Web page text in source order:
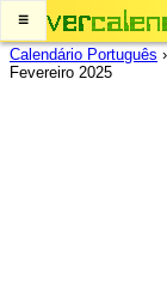
≡
Calendário Português ›
Fevereiro 2025